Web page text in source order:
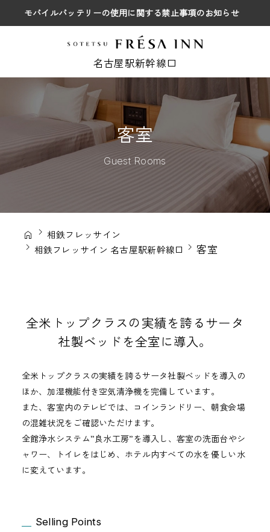
モバイルバッテリーの使用に関する禁止事項のお知らせ
名古屋駅新幹線口
客室
Guest Rooms
相鉄フレッサイン
相鉄フレッサイン 名古屋駅新幹線口
客室
全米トップクラスの実績を誇るサータ
社製ベッドを全室に導入。
全米トップクラスの実績を誇るサータ社製ベッドを導入の
ほか、加湿機能付き空気清浄機を完備しています。
また、客室内のテレビでは、コインランドリー、朝食会場
の混雑状況をご確認いただけます。
全館浄水システム”良水工房”を導入し、客室の洗面台やシ
ャワー、トイレをはじめ、ホテル内すべての水を優しい水
に変えています。
Selling Points